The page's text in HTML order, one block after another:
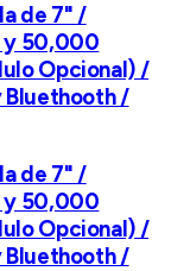
de 7" /
y 50,000
Opcional) /
Bluethooth /
de 7" /
y 50,000
Opcional) /
Bluethooth /